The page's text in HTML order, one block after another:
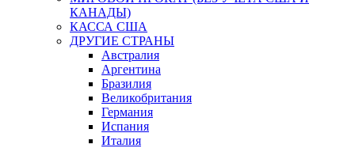
КАНАДЫ)
КАССА США
ДРУГИЕ СТРАНЫ
Австралия
Аргентина
Бразилия
Великобритания
Германия
Испания
Италия